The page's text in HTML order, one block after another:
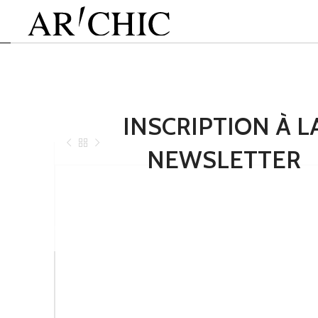
INSCRIPTION À
NEWSLETTER